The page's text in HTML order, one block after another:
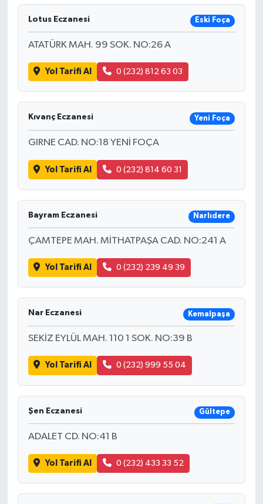
Lotus Eczanesi Eski Foça
ATATÜRK MAH. 99 SOK. NO:26 A
Yol Tarifi Al 0 (232) 812 63 03
Kıvanç Eczanesi Yeni Foça
GIRNE CAD. NO:18 YENİ FOÇA
Yol Tarifi Al 0 (232) 814 60 31
Bayram Eczanesi Narlıdere
ÇAMTEPE MAH. MİTHATPAŞA CAD. NO:241 A
Yol Tarifi Al 0 (232) 239 49 39
Nar Eczanesi Kemalpaşa
SEKİZ EYLÜL MAH. 110 1 SOK. NO:39 B
Yol Tarifi Al 0 (232) 999 55 04
Şen Eczanesi Gültepe
ADALET CD. NO:41 B
Yol Tarifi Al 0 (232) 433 33 52